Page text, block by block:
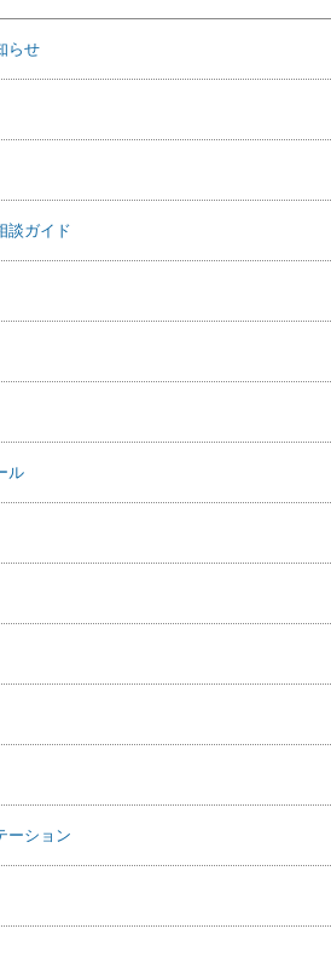
らせ
談ガイド
ル
ーション